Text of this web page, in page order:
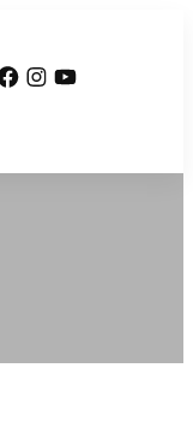
Instagram
YouTube